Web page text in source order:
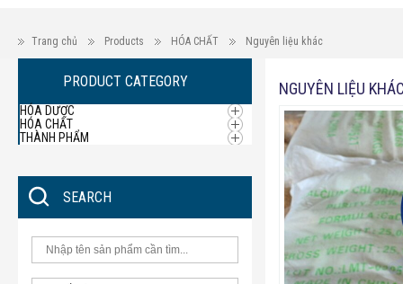
Trang chủ Products HÓA CHẤT Nguyên liệu khác
PRODUCT CATEGORY
HÓA DƯỢC
HÓA CHẤT
THÀNH PHẨM
SEARCH
NGUYÊN LIỆU